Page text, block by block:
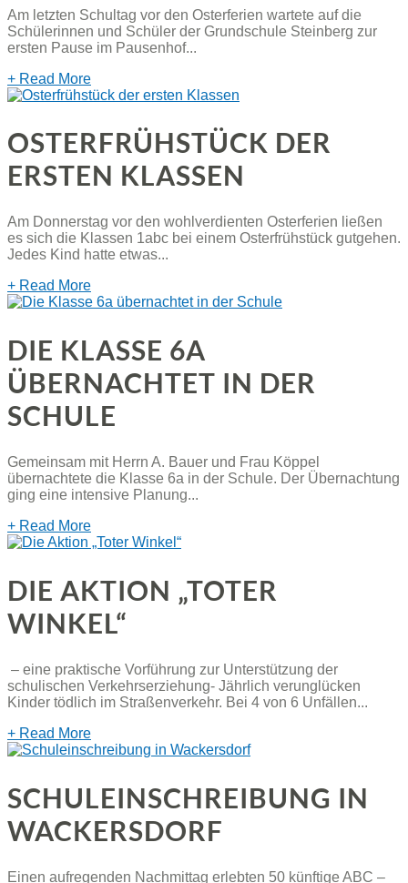
Am letzten Schultag vor den Osterferien wartete auf die
Schülerinnen und Schüler der Grundschule Steinberg zur
ersten Pause im Pausenhof...
+ Read More
OSTERFRÜHSTÜCK DER
ERSTEN KLASSEN
Am Donnerstag vor den wohlverdienten Osterferien ließen
es sich die Klassen 1abc bei einem Osterfrühstück gutgehen.
Jedes Kind hatte etwas...
+ Read More
DIE KLASSE 6A
ÜBERNACHTET IN DER
SCHULE
Gemeinsam mit Herrn A. Bauer und Frau Köppel
übernachtete die Klasse 6a in der Schule. Der Übernachtung
ging eine intensive Planung...
+ Read More
DIE AKTION „TOTER
WINKEL“
– eine praktische Vorführung zur Unterstützung der
schulischen Verkehrserziehung- Jährlich verunglücken
Kinder tödlich im Straßenverkehr. Bei 4 von 6 Unfällen...
+ Read More
SCHULEINSCHREIBUNG IN
WACKERSDORF
Einen aufregenden Nachmittag erlebten 50 künftige ABC –